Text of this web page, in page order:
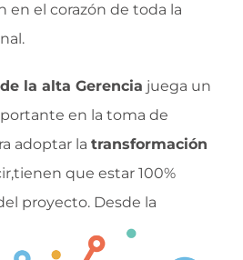
en el corazón de toda la
la alta Gerencia juega un
en la toma de
adoptar la transformación
que estar 100%
proyecto. Desde la